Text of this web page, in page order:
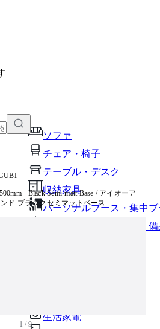
ソファ
チェア・椅子
テーブル・デスク
収納家具
パーソナルブース・集中
オフィスアクセサリー・
生活家電
貼り付けて、カートに追加できます
- Black Semi-matt Base / アイオーア
ド ブラックセミマットベース
1 / 9